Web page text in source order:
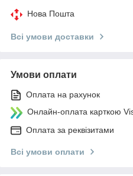
Нова Пошта
Всі умови доставки
Умови оплати
Оплата на рахунок
Онлайн-оплата карткою
Оплата за реквізитами
Всі умови оплати